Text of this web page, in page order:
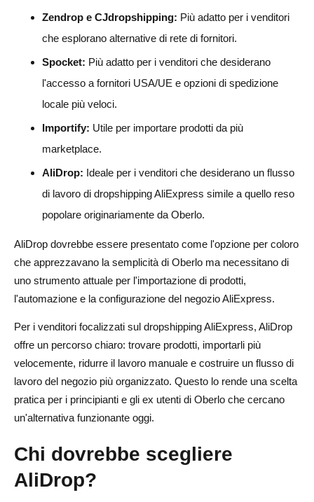
Zendrop e CJdropshipping: Più adatto per i venditori
che esplorano alternative di rete di fornitori.
Spocket: Più adatto per i venditori che desiderano
l'accesso a fornitori USA/UE e opzioni di spedizione
locale più veloci.
Importify: Utile per importare prodotti da più
marketplace.
AliDrop: Ideale per i venditori che desiderano un flusso
di lavoro di dropshipping AliExpress simile a quello reso
popolare originariamente da Oberlo.
AliDrop dovrebbe essere presentato come l'opzione per coloro
che apprezzavano la semplicità di Oberlo ma necessitano di
uno strumento attuale per l'importazione di prodotti,
l'automazione e la configurazione del negozio AliExpress.
Per i venditori focalizzati sul dropshipping AliExpress, AliDrop
offre un percorso chiaro: trovare prodotti, importarli più
velocemente, ridurre il lavoro manuale e costruire un flusso di
lavoro del negozio più organizzato. Questo lo rende una scelta
pratica per i principianti e gli ex utenti di Oberlo che cercano
un'alternativa funzionante oggi.
Chi dovrebbe scegliere
AliDrop?